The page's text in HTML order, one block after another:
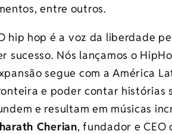
entre outros.
hip hop é a voz da liberdade
sucesso. Nós lançamos o
segue com a América
e poder contar histórias
e resultam em músicas
Cherian, fundador e CEO